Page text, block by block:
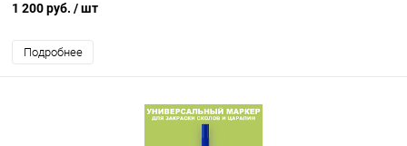
1 200 руб. / шт
Подробнее